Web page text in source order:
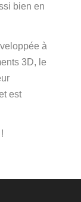
bien en
à
3D, le
est